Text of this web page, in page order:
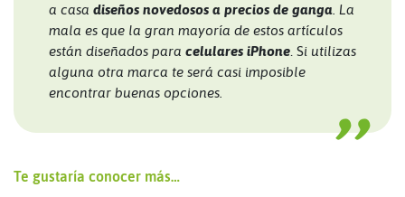
a casa diseños novedosos a precios de ganga . La
mala es que la gran mayoría de estos artículos
están diseñados para celulares iPhone . Si utilizas
alguna otra marca te será casi imposible
encontrar buenas opciones.
Te gustaría conocer más…